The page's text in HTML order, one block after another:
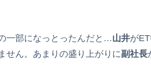
一部になっとったんだと…山井が
せん。あまりの盛り上がりに副社長